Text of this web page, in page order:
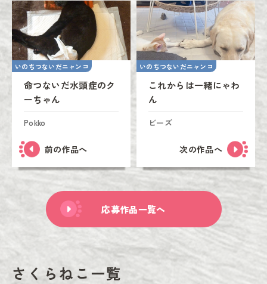
いのちつないだニャンコ
命つないだ水頭症のク
ーちゃん
Pokko
前の作品へ
いのちつないだニャンコ
これからは一緒にゃわ
ん
ビーズ
次の作品へ
応募作品一覧へ
さくらねこ一覧